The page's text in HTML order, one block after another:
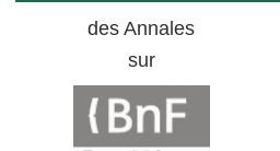
des Annales
sur